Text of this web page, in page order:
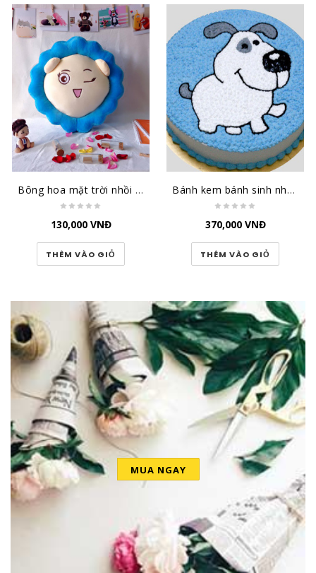
Bông hoa mặt trời nhồi bông TBHMT
130,000 VNĐ
THÊM VÀO GIỎ
Bánh kem bánh sinh nhật hình chú chó dễ thương BK031
370,000 VNĐ
THÊM VÀO GIỎ
MUA NGAY